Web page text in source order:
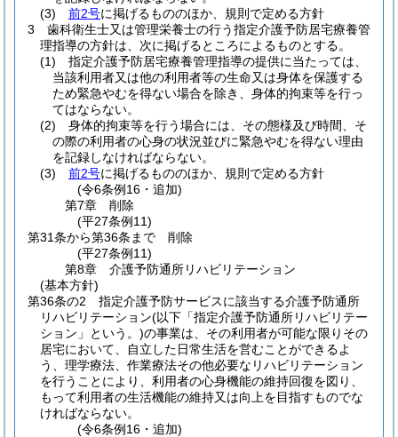
(3)
前2号に掲げるもののほか、規則で定める方針
3
歯科衛生士又は管理栄養士の行う指定介護予防居宅療養管
理指導の方針は、次に掲げるところによるものとする。
(1)
指定介護予防居宅療養管理指導の提供に当たっては、
当該利用者又は他の利用者等の生命又は身体を保護する
ため緊急やむを得ない場合を除き、身体的拘束等を行っ
てはならない。
(2)
身体的拘束等を行う場合には、その態様及び時間、そ
の際の利用者の心身の状況並びに緊急やむを得ない理由
を記録しなければならない。
(3)
前2号に掲げるもののほか、規則で定める方針
(令6条例16・追加)
第7章
削除
(平27条例11)
第31条から第36条まで
削除
(平27条例11)
第8章
介護予防通所リハビリテーション
(基本方針)
第36条の2
指定介護予防サービスに該当する介護予防通所
リハビリテーション(以下「指定介護予防通所リハビリテー
ション」という。)の事業は、その利用者が可能な限りその
居宅において、自立した日常生活を営むことができるよ
う、理学療法、作業療法その他必要なリハビリテーション
を行うことにより、利用者の心身機能の維持回復を図り、
もって利用者の生活機能の維持又は向上を目指すものでな
ければならない。
(令6条例16・追加)